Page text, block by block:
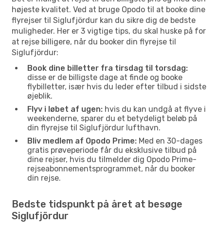
højeste kvalitet. Ved at bruge Opodo til at booke dine
flyrejser til Siglufjördur kan du sikre dig de bedste
muligheder. Her er 3 vigtige tips, du skal huske på for
at rejse billigere, når du booker din flyrejse til
Siglufjördur:
Book dine billetter fra tirsdag til torsdag:
disse er de billigste dage at finde og booke
flybilletter, især hvis du leder efter tilbud i sidste
øjeblik.
Flyv i løbet af ugen: hvis du kan undgå at flyve i
weekenderne, sparer du et betydeligt beløb på
din flyrejse til Siglufjördur lufthavn.
Bliv medlem af Opodo Prime: Med en 30-dages
gratis prøveperiode får du eksklusive tilbud på
dine rejser, hvis du tilmelder dig Opodo Prime-
rejseabonnementsprogrammet, når du booker
din rejse.
Bedste tidspunkt på året at besøge
Siglufjördur